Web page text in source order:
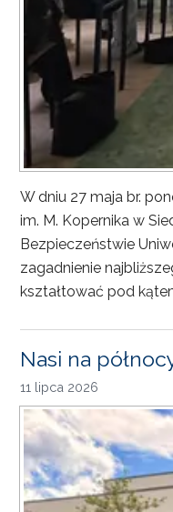
W dniu 27 maja br.
im. M. Kopernika w
Bezpieczeństwie
zagadnienie
kształtować pod
Nasi na
11 lipca 2026